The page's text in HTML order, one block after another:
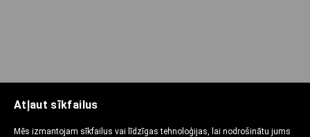
Atļaut sīkfailus
Mēs izmantojam sīkfailus vai līdzīgas tehnoloģijas, lai nodrošinātu jums